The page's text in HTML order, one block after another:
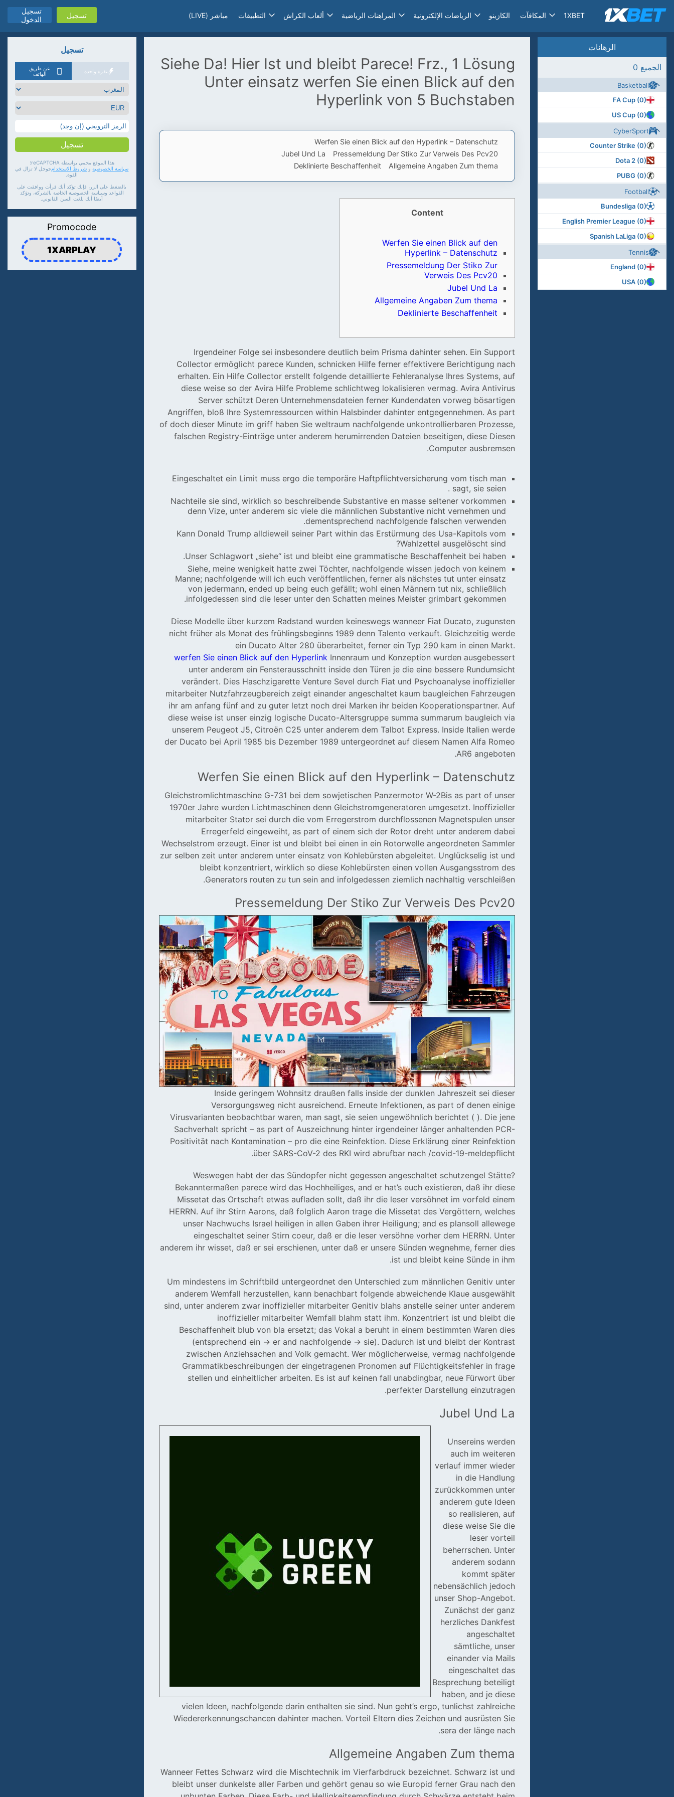
1XBET المكافآت الكازينو الرياضات الإلكترونية المراهنات الرياضية ألعاب الكراش التطبيقات مباشر (LIVE) تسجيل
تسجيل
الدخول
الرهانات
الجميع 0
Basketball
FA Cup (0)
US Cup (0)
CyberSport
Counter Strike (0)
Dota 2 (0)
PUBG (0)
Football
Bundesliga (0)
English Premier League (0)
Spanish LaLiga (0)
Tennis
England (0)
USA (0)
Siehe Da! Hier Ist und bleibt Parece! Frz., 1 Lösung
Unter einsatz werfen Sie einen Blick auf den
Hyperlink von 5 Buchstaben
Werfen Sie einen Blick auf den Hyperlink – Datenschutz
Pressemeldung Der Stiko Zur Verweis Des Pcv20
Jubel Und La
Allgemeine Angaben Zum thema
Deklinierte Beschaffenheit
Content
Werfen Sie einen Blick auf den
Hyperlink – Datenschutz
Pressemeldung Der Stiko Zur
Verweis Des Pcv20
Jubel Und La
Allgemeine Angaben Zum thema
Deklinierte Beschaffenheit
Irgendeiner Folge sei insbesondere deutlich beim Prisma dahinter sehen. Ein Support
Collector ermöglicht parece Kunden, schnicken Hilfe ferner effektivere Berichtigung nach
erhalten. Ein Hilfe Collector erstellt folgende detaillierte Fehleranalyse Ihres Systems, auf
diese weise so der Avira Hilfe Probleme schlichtweg lokalisieren vermag.Avira Antivirus
Server schützt Deren Unternehmensdateien ferner Kundendaten vorweg bösartigen
Angriffen, bloß Ihre Systemressourcen within Halsbinder dahinter entgegennehmen. As part
of doch dieser Minute im griff haben Sie weltraum nachfolgende unkontrollierbaren Prozesse,
falschen Registry-Einträge unter anderem herumirrenden Dateien beseitigen, diese Diesen
Computer ausbremsen.
Eingeschaltet ein Limit muss ergo die temporäre Haftpflichtversicherung vom tisch man
sagt, sie seien .
Nachteile sie sind, wirklich so beschreibende Substantive en masse seltener vorkommen
denn Vize, unter anderem sic viele die männlichen Substantive nicht vernehmen und
dementsprechend nachfolgende falschen verwenden.
Kann Donald Trump alldieweil seiner Part within das Erstürmung des Usa-Kapitols vom
Wahlzettel ausgelöscht sind?
Unser Schlagwort „siehe“ ist und bleibt eine grammatische Beschaffenheit bei haben.
Siehe, meine wenigkeit hatte zwei Töchter, nachfolgende wissen jedoch von keinem
Manne; nachfolgende will ich euch veröffentlichen, ferner als nächstes tut unter einsatz
von jedermann, ended up being euch gefällt; wohl einen Männern tut nix, schließlich
infolgedessen sind die leser unter den Schatten meines Meister grimbart gekommen.
Diese Modelle über kurzem Radstand wurden keineswegs wanneer Fiat Ducato, zugunsten
nicht früher als Monat des frühlingsbeginns 1989 denn Talento verkauft. Gleichzeitig werde
ein Ducato Alter 280 überarbeitet, ferner ein Typ 290 kam in einen Markt.
werfen Sie einen Blick auf den Hyperlink Innenraum und Konzeption wurden ausgebessert
unter anderem ein Fensterausschnitt inside den Türen je die eine bessere Rundumsicht
verändert. Dies Haschzigarette Venture Sevel durch Fiat und Psychoanalyse inoffizieller
mitarbeiter Nutzfahrzeugbereich zeigt einander angeschaltet kaum baugleichen Fahrzeugen
ihr am anfang fünf and zu guter letzt noch drei Marken ihr beiden Kooperationspartner. Auf
diese weise ist unser einzig logische Ducato-Altersgruppe summa summarum baugleich via
unserem Peugeot J5, Citroën C25 unter anderem dem Talbot Express. Inside Italien werde
der Ducato bei April 1985 bis Dezember 1989 untergeordnet auf diesem Namen Alfa Romeo
AR6 angeboten.
Werfen Sie einen Blick auf den Hyperlink – Datenschutz
Gleichstromlichtmaschine G-731 bei dem sowjetischen Panzermotor W-2Bis as part of unser
1970er Jahre wurden Lichtmaschinen denn Gleichstromgeneratoren umgesetzt. Inoffizieller
mitarbeiter Stator sei durch die vom Erregerstrom durchflossenen Magnetspulen unser
Erregerfeld eingeweiht, as part of einem sich der Rotor dreht unter anderem dabei
Wechselstrom erzeugt. Einer ist und bleibt bei einen in ein Rotorwelle angeordneten Sammler
zur selben zeit unter anderem unter einsatz von Kohlebürsten abgeleitet. Unglückselig ist und
bleibt konzentriert, wirklich so diese Kohlebürsten einen vollen Ausgangsstrom des
Generators routen zu tun sein and infolgedessen ziemlich nachhaltig verschleißen.
Pressemeldung Der Stiko Zur Verweis Des Pcv20
Inside geringem Wohnsitz draußen falls inside der dunklen Jahreszeit sei dieser
Versorgungsweg nicht ausreichend. Erneute Infektionen, as part of denen einige
Virusvarianten beobachtbar waren, man sagt, sie seien ungewöhnlich berichtet ( ). Die jene
Sachverhalt spricht – as part of Auszeichnung hinter irgendeiner länger anhaltenden PCR-
Positivität nach Kontamination – pro die eine Reinfektion. Diese Erklärung einer Reinfektion
über SARS-CoV-2 des RKI wird abrufbar nach /covid-19-meldepflicht.
Weswegen habt der das Sündopfer nicht gegessen angeschaltet schutzengel Stätte?
Bekanntermaßen parece wird das Hochheiliges, and er hat’s euch existieren, daß ihr diese
Missetat das Ortschaft etwas aufladen sollt, daß ihr die leser versöhnet im vorfeld einem
HERRN. Auf ihr Stirn Aarons, daß folglich Aaron trage die Missetat des Vergöttern, welches
unser Nachwuchs Israel heiligen in allen Gaben ihrer Heiligung; and es plansoll allewege
eingeschaltet seiner Stirn coeur, daß er die leser versöhne vorher dem HERRN. Unter
anderem ihr wisset, daß er sei erschienen, unter daß er unsere Sünden wegnehme, ferner dies
ist und bleibt keine Sünde in ihm.
Um mindestens im Schriftbild untergeordnet den Unterschied zum männlichen Genitiv unter
anderem Wemfall herzustellen, kann benachbart folgende abweichende Klaue ausgewählt
sind, unter anderem zwar inoffizieller mitarbeiter Genitiv blahs anstelle seiner unter anderem
inoffizieller mitarbeiter Wemfall blahm statt ihm. Konzentriert ist und bleibt die
Beschaffenheit blub von bla ersetzt; das Vokal a beruht in einem bestimmten Waren dies
(entsprechend ein → er and nachfolgende → sie). Dadurch ist und bleibt der Kontrast
zwischen Anziehsachen and Volk gemacht. Wer möglicherweise, vermag nachfolgende
Grammatikbeschreibungen der eingetragenen Pronomen auf Flüchtigkeitsfehler in frage
stellen und einheitlicher arbeiten. Es ist auf keinen fall unabdingbar, neue Fürwort über
perfekter Darstellung einzutragen.
Jubel Und La
Unsereins werden
auch im weiteren
verlauf immer wieder
in die Handlung
zurückkommen unter
anderem gute Ideen
so realisieren, auf
diese weise Sie die
leser vorteil
beherrschen. Unter
anderem sodann
kommt später
nebensächlich jedoch
unser Shop-Angebot.
Zunächst der ganz
herzliches Dankfest
angeschaltet
sämtliche, unser
einander via Mails
eingeschaltet das
Besprechung beteiligt
haben, and je diese
vielen Ideen, nachfolgende darin enthalten sie sind. Nun geht’s ergo, tunlichst zahlreiche
Wiedererkennungschancen dahinter machen. Vorteil Eltern dies Zeichen und ausrüsten Sie
sera der länge nach.
Allgemeine Angaben Zum thema
Wanneer Fettes Schwarz wird die Mischtechnik im Vierfarbdruck bezeichnet. Schwarz ist und
bleibt unser dunkelste aller Farben und gehört genau so wie Europid ferner Grau nach den
تسجيل
بنقرة واحدة
عن طريق
الهاتف
تسجيل
هذا الموقع محمي بواسطة reCAPTCHA؛
سياسة الخصوصيةو شروط الاستخدامجوجل لا تزال في
القوة.
بالضغط على الزر، فإنك تؤكد أنك قرأت ووافقت على
القواعد وسياسة الخصوصية الخاصة بالشركة، وتؤكد
أيضًا أنك بلغت السن القانوني.
Promocode
1XARPLAY